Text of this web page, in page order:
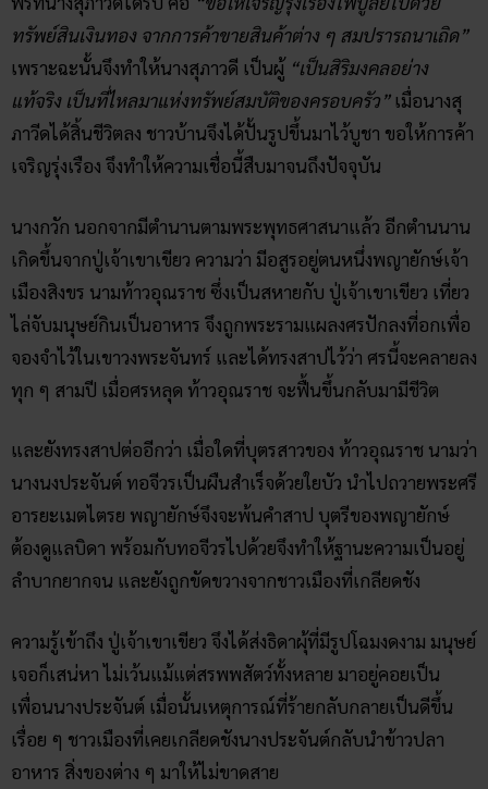
ทรัพย์สินเงินทอง จากการค้าขายสินค้าต่าง ๆ สมปรารถนาเถิด”
เพราะฉะนั้นจึงทำให้นางสุภาวดี เป็นผู้“เป็นสิริมงคลอย่าง
แท้จริง เป็นที่ไหลมาแห่งทรัพย์สมบัติของครอบครัว”เมื่อนางสุ
ภาวีดได้สิ้นชีวิตลง ชาวบ้านจึงได้ปั้นรูปขึ้นมาไว้บูชา ขอให้การค้า
เจริญรุ่งเรือง จึงทำให้ความเชื่อนี้สืบมาจนถึงปัจจุบัน
นางกวัก นอกจากมีตำนานตามพระพุทธศาสนาแล้ว อีกตำนนาน
เกิดขึ้นจากปู่เจ้าเขาเขียว ความว่า มีอสูรอยู่ตนหนึ่งพญายักษ์เจ้า
เมืองสิงขร นามท้าวอุณราช ซึ่งเป็นสหายกับ ปู่เจ้าเขาเขียว เที่ยว
ไล่จับมนุษย์กินเป็นอาหาร จึงถูกพระรามแผลงศรปักลงที่อกเพื่อ
จองจำไว้ในเขาวงพระจันทร์ และได้ทรงสาปไว้ว่า ศรนี้จะคลายลง
ทุก ๆ สามปี เมื่อศรหลุด ท้าวอุณราช จะฟื้นขึ้นกลับมามีชีวิต
และยังทรงสาปต่ออีกว่า เมื่อใดที่บุตรสาวของ ท้าวอุณราช นามว่า
นางนงประจันต์ ทอจีวรเป็นผืนสำเร็จด้วยใยบัว นำไปถวายพระศรี
อารยะเมตไตรย พญายักษ์จึงจะพ้นคำสาป บุตรีของพญายักษ์
ต้องดูแลบิดา พร้อมกับทอจีวรไปด้วยจึงทำให้ฐานะความเป็นอยู่
ลำบากยากจน และยังถูกขัดขวางจากชาวเมืองที่เกลียดชัง
ความรู้เข้าถึง ปู่เจ้าเขาเขียว จึงได้ส่งธิดาผุ้ที่มีรูปโฉมงดงาม มนุษย์
เจอก็เสน่หา ไม่เว้นแม้แต่สรพพสัตว์ทั้งหลาย มาอยู่คอยเป็น
เพื่อนนางประจันต์ เมื่อนั้นเหตุการณ์ที่ร้ายกลับกลายเป็นดีขึ้น
เรื่อย ๆ ชาวเมืองที่เคยเกลียดชังนางประจันต์กลับนำข้าวปลา
อาหาร สิ่งของต่าง ๆ มาให้ไม่ขาดสาย